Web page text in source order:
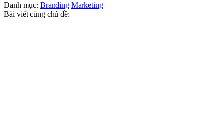
Danh mục: Branding Marketing
Bài viết cùng chủ đề: